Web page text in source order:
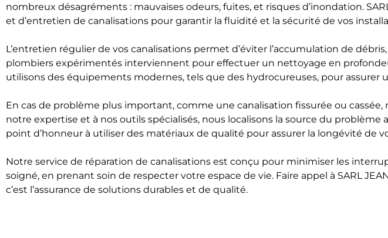
nombreux désagréments : mauvaises odeurs, fuites, et risques d’inondation.
et d’entretien de canalisations pour garantir la fluidité et la sécurité de vos
L’entretien régulier de vos canalisations permet d’éviter l’accumulation de
plombiers expérimentés interviennent pour effectuer un nettoyage en
utilisons des équipements modernes, tels que des hydrocureuses, pour
En cas de problème plus important, comme une canalisation fissurée ou
notre expertise et à nos outils spécialisés, nous localisons la source du
point d’honneur à utiliser des matériaux de qualité pour assurer la longévité de
Notre service de réparation de canalisations est conçu pour minimiser les
soigné, en prenant soin de respecter votre espace de vie. Faire appel à SARL
c’est l’assurance de solutions durables et de qualité.